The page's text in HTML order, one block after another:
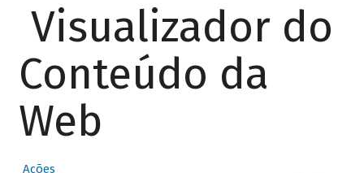
Visualizador do
Conteúdo da
Web
Ações